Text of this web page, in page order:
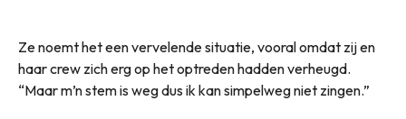
Ze noemt het een vervelende situatie, vooral omdat zij en
haar crew zich erg op het optreden hadden verheugd.
“Maar m’n stem is weg dus ik kan simpelweg niet zingen.”